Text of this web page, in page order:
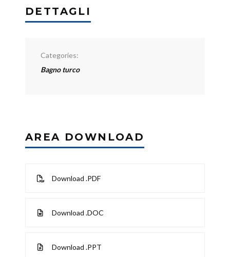
DETTAGLI
Categories:
Bagno turco
AREA DOWNLOAD
Download .PDF
Download .DOC
Download .PPT